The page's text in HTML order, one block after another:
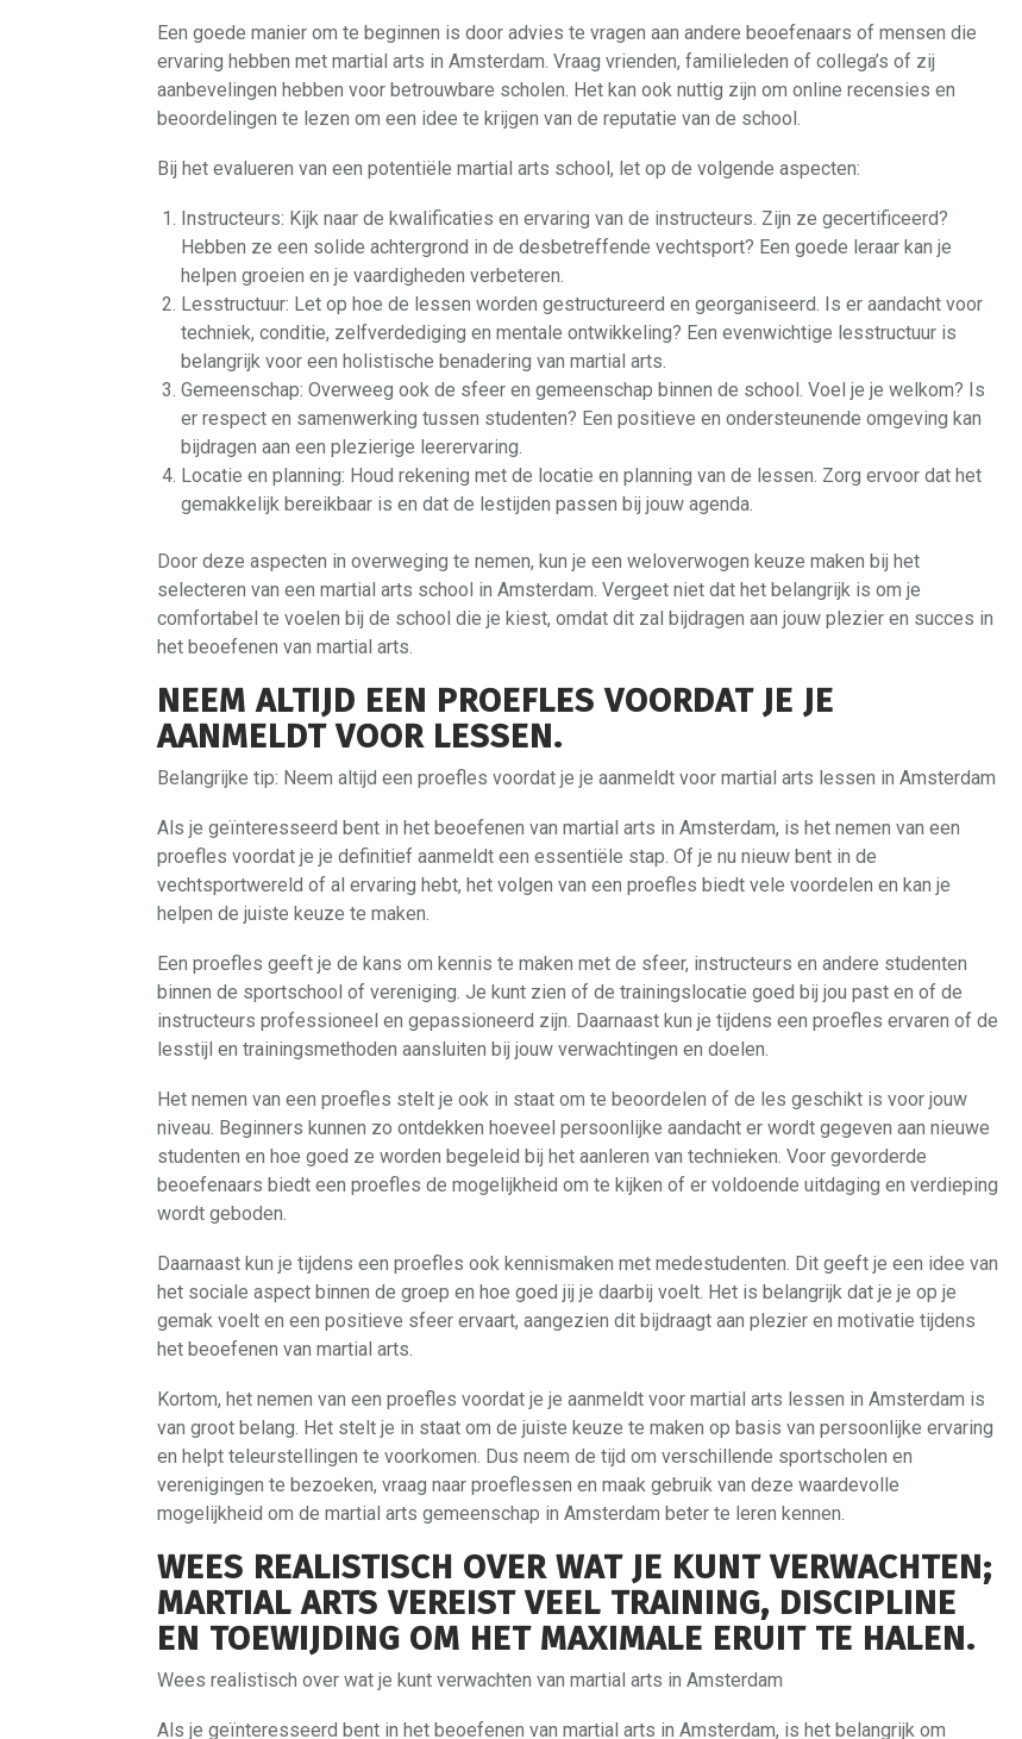
Een goede manier om te beginnen is door advies te vragen aan andere beoefenaars of mensen die
ervaring hebben met martial arts in Amsterdam. Vraag vrienden, familieleden of collega’s of zij
aanbevelingen hebben voor betrouwbare scholen. Het kan ook nuttig zijn om online recensies en
beoordelingen te lezen om een idee te krijgen van de reputatie van de school.
Bij het evalueren van een potentiële martial arts school, let op de volgende aspecten:
Instructeurs: Kijk naar de kwalificaties en ervaring van de instructeurs. Zijn ze gecertificeerd?
Hebben ze een solide achtergrond in de desbetreffende vechtsport? Een goede leraar kan je
helpen groeien en je vaardigheden verbeteren.
Lesstructuur: Let op hoe de lessen worden gestructureerd en georganiseerd. Is er aandacht voor
techniek, conditie, zelfverdediging en mentale ontwikkeling? Een evenwichtige lesstructuur is
belangrijk voor een holistische benadering van martial arts.
Gemeenschap: Overweeg ook de sfeer en gemeenschap binnen de school. Voel je je welkom? Is
er respect en samenwerking tussen studenten? Een positieve en ondersteunende omgeving kan
bijdragen aan een plezierige leerervaring.
Locatie en planning: Houd rekening met de locatie en planning van de lessen. Zorg ervoor dat het
gemakkelijk bereikbaar is en dat de lestijden passen bij jouw agenda.
Door deze aspecten in overweging te nemen, kun je een weloverwogen keuze maken bij het
selecteren van een martial arts school in Amsterdam. Vergeet niet dat het belangrijk is om je
comfortabel te voelen bij de school die je kiest, omdat dit zal bijdragen aan jouw plezier en succes in
het beoefenen van martial arts.
NEEM ALTIJD EEN PROEFLES VOORDAT JE JE
AANMELDT VOOR LESSEN.
Belangrijke tip: Neem altijd een proefles voordat je je aanmeldt voor martial arts lessen in Amsterdam
Als je geïnteresseerd bent in het beoefenen van martial arts in Amsterdam, is het nemen van een
proefles voordat je je definitief aanmeldt een essentiële stap. Of je nu nieuw bent in de
vechtsportwereld of al ervaring hebt, het volgen van een proefles biedt vele voordelen en kan je
helpen de juiste keuze te maken.
Een proefles geeft je de kans om kennis te maken met de sfeer, instructeurs en andere studenten
binnen de sportschool of vereniging. Je kunt zien of de trainingslocatie goed bij jou past en of de
instructeurs professioneel en gepassioneerd zijn. Daarnaast kun je tijdens een proefles ervaren of de
lesstijl en trainingsmethoden aansluiten bij jouw verwachtingen en doelen.
Het nemen van een proefles stelt je ook in staat om te beoordelen of de les geschikt is voor jouw
niveau. Beginners kunnen zo ontdekken hoeveel persoonlijke aandacht er wordt gegeven aan nieuwe
studenten en hoe goed ze worden begeleid bij het aanleren van technieken. Voor gevorderde
beoefenaars biedt een proefles de mogelijkheid om te kijken of er voldoende uitdaging en verdieping
wordt geboden.
Daarnaast kun je tijdens een proefles ook kennismaken met medestudenten. Dit geeft je een idee van
het sociale aspect binnen de groep en hoe goed jij je daarbij voelt. Het is belangrijk dat je je op je
gemak voelt en een positieve sfeer ervaart, aangezien dit bijdraagt aan plezier en motivatie tijdens
het beoefenen van martial arts.
Kortom, het nemen van een proefles voordat je je aanmeldt voor martial arts lessen in Amsterdam is
van groot belang. Het stelt je in staat om de juiste keuze te maken op basis van persoonlijke ervaring
en helpt teleurstellingen te voorkomen. Dus neem de tijd om verschillende sportscholen en
verenigingen te bezoeken, vraag naar proeflessen en maak gebruik van deze waardevolle
mogelijkheid om de martial arts gemeenschap in Amsterdam beter te leren kennen.
WEES REALISTISCH OVER WAT JE KUNT VERWACHTEN;
MARTIAL ARTS VEREIST VEEL TRAINING, DISCIPLINE
EN TOEWIJDING OM HET MAXIMALE ERUIT TE HALEN.
Wees realistisch over wat je kunt verwachten van martial arts in Amsterdam
Als je geïnteresseerd bent in het beoefenen van martial arts in Amsterdam, is het belangrijk om